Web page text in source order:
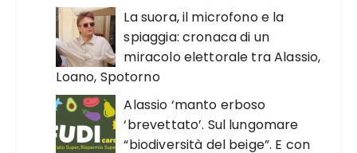
La suora, il microfono e la
spiaggia: cronaca di un
miracolo elettorale tra Alassio,
Loano, Spotorno
Alassio ‘manto erboso
‘brevettato’. Sul lungomare
“biodiversità del beige”. E con